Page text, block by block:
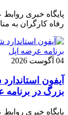
پایگاه خبری
رفاه کارگران به
04 آگوست 2026
آیفون
بزرگ در برنامه
پایگاه خبری